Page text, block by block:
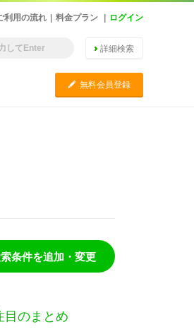
利用の流れ 料金プラン ログイン
詳細検索
C 無料会員登録
条件を追加・変更
目のまとめ